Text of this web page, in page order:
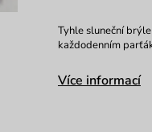
Tyhle sluneční
každodenním
Více informací